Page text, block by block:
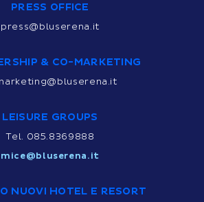
PRESS OFFICE
press@bluserena.it
& CO-MARKETING
LEISURE GROUPS
Tel. 085.8369888
mice@bluserena.it
NUOVI HOTEL E RESORT